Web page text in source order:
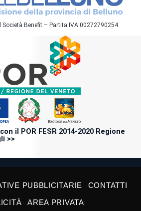
Società Benefit – Partita IVA 00272790254
il POR FESR 2014-2020 Regione
>>
PUBBLICITARIE
CONTATTI
AREA PRIVATA